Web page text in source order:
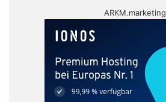
ARKM.marketing